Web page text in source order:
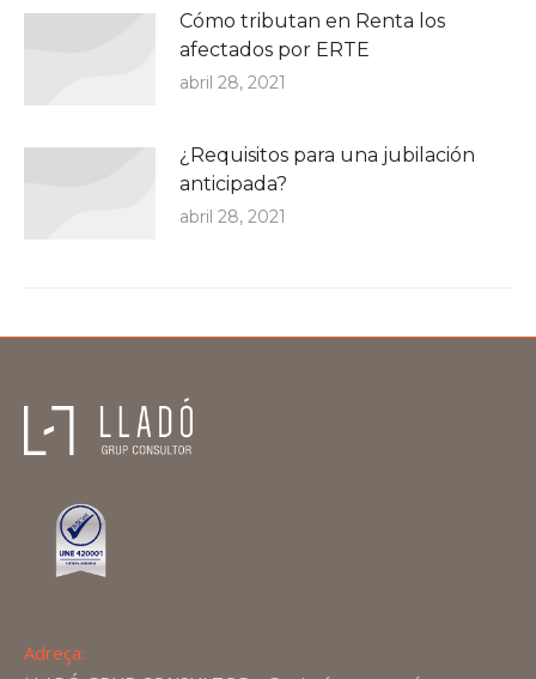
Cómo tributan en Renta los
afectados por ERTE
abril 28, 2021
¿Requisitos para una jubilación
anticipada?
abril 28, 2021
Adreça: